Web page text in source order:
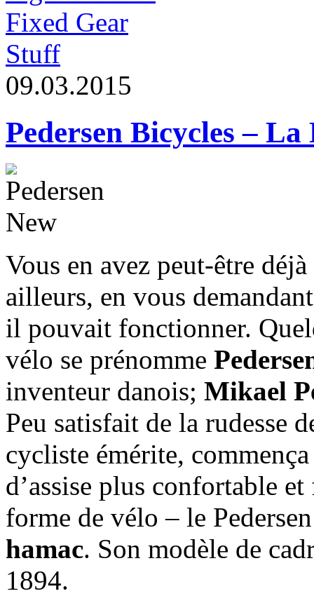
Stuff
09.03.2015
Pedersen Bicycles –
Vous en avez peut-être
ailleurs, en vous
il pouvait fonctionner.
vélo se prénomme
inventeur danois; Mikael
Peu satisfait de la rudesse
cycliste émérite,
d’assise plus confortable
forme de vélo – le
hamac. Son modèle de
1894.